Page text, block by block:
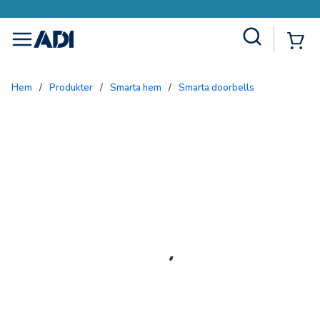
menu
Hem / Produkter / Smarta hem / Smarta doorbells